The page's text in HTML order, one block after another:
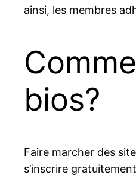
ainsi, les membres
bios?
Faire marcher des
s’inscrire